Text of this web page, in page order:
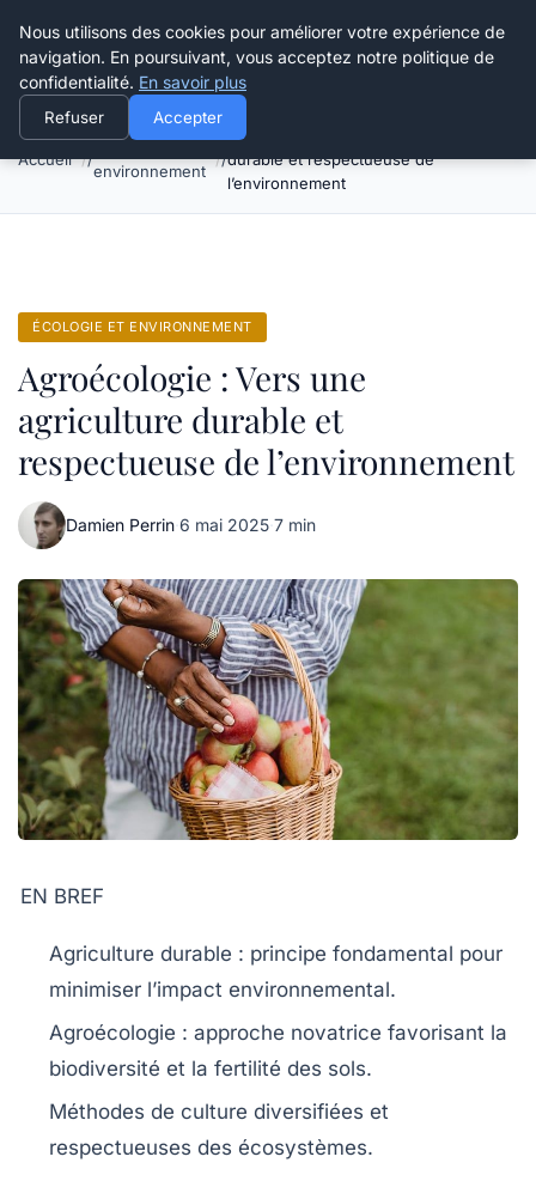
Happy Calyx Farmer
Accueil
environnement
Agroécologie : Vers une agriculture
durable et respectueuse de
l’environnement
ÉCOLOGIE ET ENVIRONNEMENT
Agroécologie : Vers une
agriculture durable et
respectueuse de l’environnement
Damien Perrin·6 mai 2025·7 min
EN BREF
Agriculture durable : principe fondamental pour
minimiser l’impact environnemental.
Agroécologie : approche novatrice favorisant la
biodiversité et la fertilité des sols.
Méthodes de culture diversifiées et
respectueuses des écosystèmes.
Nous utilisons des cookies pour améliorer votre expérience de
navigation. En poursuivant, vous acceptez notre politique de
confidentialité. En savoir plus
Refuser Accepter